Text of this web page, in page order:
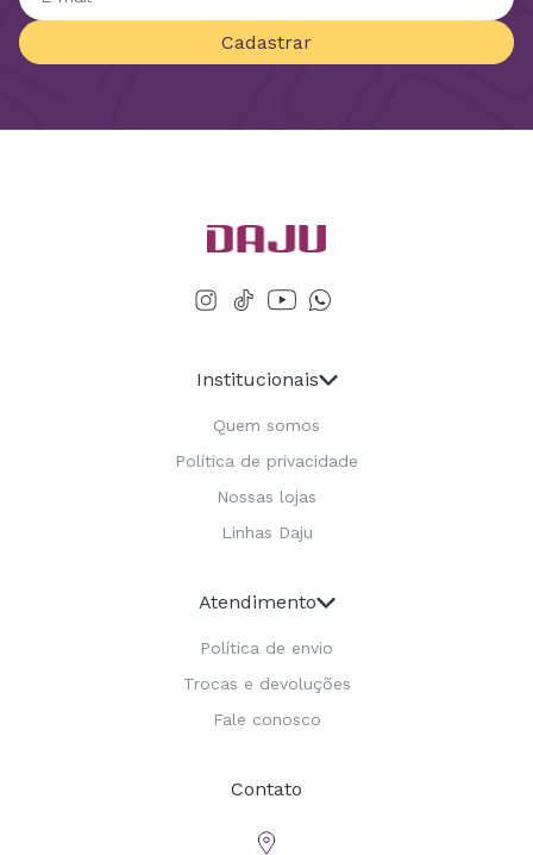
Cadastrar
Institucionais
Quem somos
Política de privacidade
Nossas lojas
Linhas Daju
Atendimento
Política de envio
Trocas e devoluções
Fale conosco
Contato